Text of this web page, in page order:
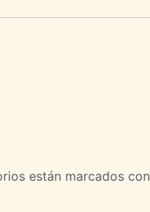
están marcados con